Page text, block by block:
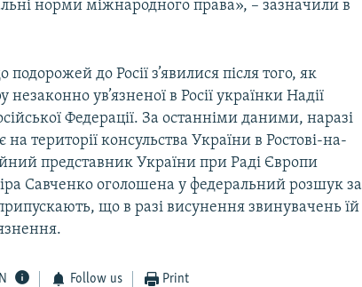
норми міжнародного права», – зазначили в
до Росії з’явилися після того, як
незаконно ув’язненої в Росії українки Надії
Федерації. За останніми даними, наразі
на території консульства України в Ростові-на-
представник України при Раді Європи
Савченко оголошена у федеральний розшук за
що в разі висунення звинувачень їй
Follow us Print